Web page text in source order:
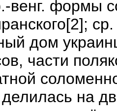
венг. формы
дом
части
делилась на